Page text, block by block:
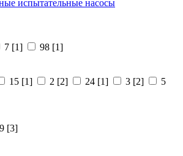
испытательные насосы
7 [1] 98 [1]
15 [1] 2 [2] 24 [1] 3 [2]
5
9 [3]